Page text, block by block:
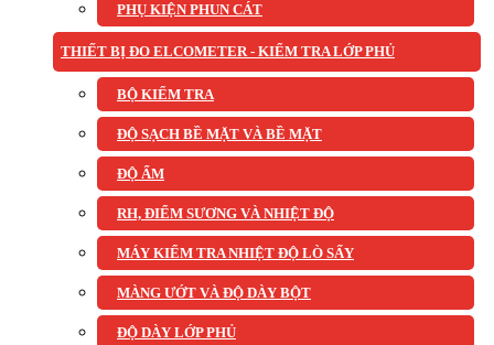
PHỤ KIỆN PHUN CÁT
THIẾT BỊ ĐO ELCOMETER - KIỂM TRA LỚP PHỦ
BỘ KIỂM TRA
ĐỘ SẠCH BỀ MẶT VÀ BỀ MẶT
ĐỘ ẨM
RH, ĐIỂM SƯƠNG VÀ NHIỆT ĐỘ
MÁY KIỂM TRA NHIỆT ĐỘ LÒ SẤY
MÀNG ƯỚT VÀ ĐỘ DÀY BỘT
ĐỘ DÀY LỚP PHỦ